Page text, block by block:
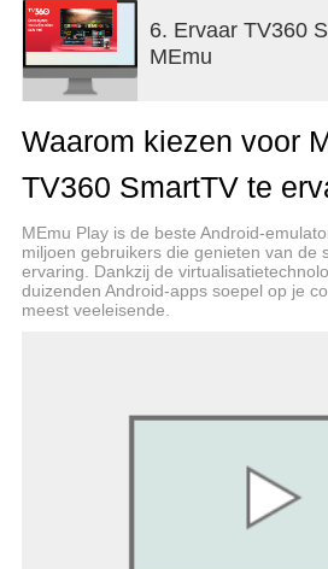
6. Ervaar TV360
MEmu
Waarom kiezen voor
TV360 SmartTV te
MEmu Play is de beste Android-
miljoen gebruikers die genieten van de
ervaring. Dankzij de
duizenden Android-apps soepel op je
meest veeleisende.